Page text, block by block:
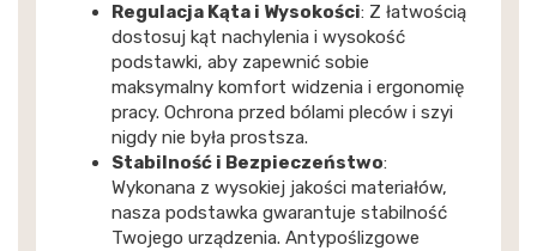
Regulacja Kąta i Wysokości: Z łatwością
dostosuj kąt nachylenia i wysokość
podstawki, aby zapewnić sobie
maksymalny komfort widzenia i ergonomię
pracy. Ochrona przed bólami pleców i szyi
nigdy nie była prostsza.
Stabilność i Bezpieczeństwo:
Wykonana z wysokiej jakości materiałów,
nasza podstawka gwarantuje stabilność
Twojego urządzenia. Antypoślizgowe